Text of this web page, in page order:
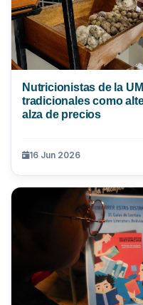
Nutricionistas de la
tradicionales como
alza de precios
16 Jun 2026